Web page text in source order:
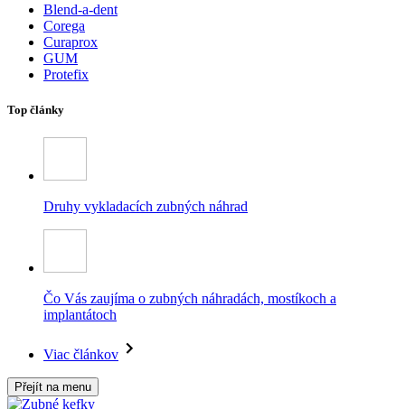
Blend-a-dent
Corega
Curaprox
GUM
Protefix
Top články
Druhy vykladacích zubných náhrad
Čo Vás zaujíma o zubných náhradách, mostíkoch a
implantátoch
Viac článkov
Přejít na menu